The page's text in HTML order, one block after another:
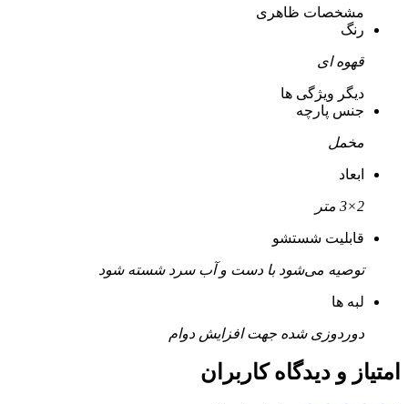
مشخصات ظاهری
رنگ
قهوه ای
دیگر ویژگی ها
جنس پارچه
مخمل
ابعاد
2×3 متر
قابلیت شستشو
توصیه می‌شود با دست و آب سرد شسته شود
لبه ها
دوردوزی شده جهت افزایش دوام
امتیاز و دیدگاه کاربران